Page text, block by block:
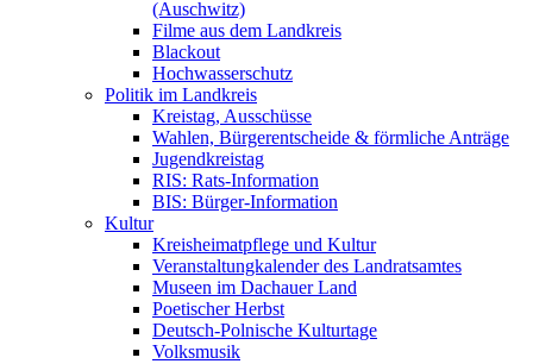
(Auschwitz)
Filme aus dem Landkreis
Blackout
Hochwasserschutz
Politik im Landkreis
Kreistag, Ausschüsse
Wahlen, Bürgerentscheide & förmliche Anträge
Jugendkreistag
RIS: Rats-Information
BIS: Bürger-Information
Kultur
Kreisheimatpflege und Kultur
Veranstaltungkalender des Landratsamtes
Museen im Dachauer Land
Poetischer Herbst
Deutsch-Polnische Kulturtage
Volksmusik